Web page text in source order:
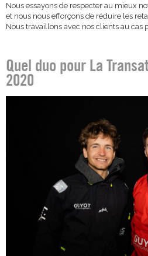
Nous essayons de respecter au mieux
et nous nous efforçons de réduire les
Nous travaillons avec nos clients au cas
Quel duo pour La
2020